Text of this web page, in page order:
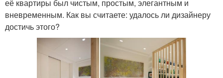
её квартиры был чистым, простым, элегантным и
вневременным. Как вы считаете: удалось ли дизайнеру
достичь этого?